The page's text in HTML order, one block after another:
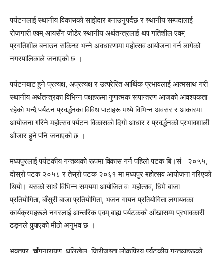
पर्यटनलाई स्थानीय विकासको साझेदार बनाउनुपर्दछ र स्थानीय सम्पदालाई
रोजगारी एवम् आयसँग जोडेर स्थानीय अर्थतन्त्रलाई थप गतिशील एवम्
प्रगतिशील बनाउन सकिन्छ भन्ने अवधारणामा महोत्सव आयोजना गर्न लागेको
नगरपालिकाले जनाएको छ ।
पर्यटनबाट हुने प्रत्यक्ष, अप्रत्यक्ष र उत्प्रेरित आर्थिक प्रभावलाई आत्मसाथ गरी
स्थानीय अर्थतन्त्रका विभिन्न पक्षहरूमा गुणात्मक रूपान्तरण आजको आवश्यकता
रहेको भन्दै पर्यटन प्रवर्द्धनका विविध पाटाहरू मध्ये विभिन्न अवसर र आकारमा
आयोजना गरिने महोत्सव पर्यटन विकासको दिगो आधार र प्रवर्द्धनको प्रभावशाली
औजार हुने पनि जनाएको छ ।
मध्यपुरलाई पर्यटकीय गन्तव्यको रूपमा विकास गर्न पहिलो पटक बि।सं। २०५५,
दोस्रो पटक २०५८ र तेस्रो पटक २०६१ मा मध्यपुर महोत्सव आयोजना गरिएको
थियो। यसको साथै विभिन्न समयमा आयोजित वः महोत्सव, धिमे बाजा
प्रतियोगिता, बाँसुरी बाजा प्रतियोगिता, भजन गायन प्रतियोगिता लगायतका
कार्यक्रमहरूले नगरलाई आन्तरिक एवम् बाह्य पर्यटकको आँखासम्म प्रभावकारी
ढङ्गले पुर्‍याएको मीठो अनुभव छ ।
भक्तपुर, चाँगुनारायण, धुलिखेल, जिरीजस्ता लोकप्रिय पर्यटकीय गन्तव्यहरूको